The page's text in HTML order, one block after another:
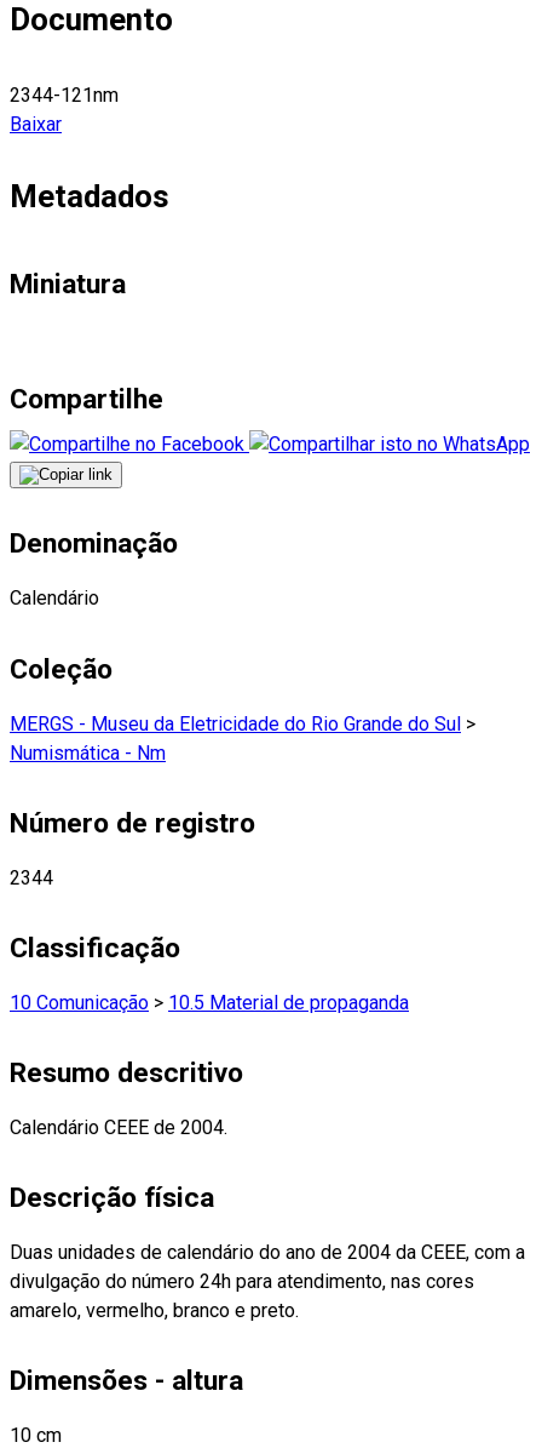
Documento
2344-121nm
Baixar
Metadados
Miniatura
Compartilhe
Denominação
Calendário
Coleção
MERGS - Museu da Eletricidade do Rio Grande do Sul >
Numismática - Nm
Número de registro
2344
Classificação
10 Comunicação > 10.5 Material de propaganda
Resumo descritivo
Calendário CEEE de 2004.
Descrição física
Duas unidades de calendário do ano de 2004 da CEEE, com a
divulgação do número 24h para atendimento, nas cores
amarelo, vermelho, branco e preto.
Dimensões - altura
10 cm